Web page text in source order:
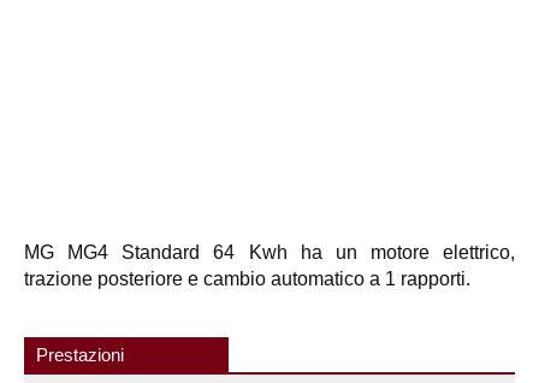
MG MG4 Standard 64 Kwh ha un motore elettrico,
trazione posteriore e cambio automatico a 1 rapporti.
Prestazioni